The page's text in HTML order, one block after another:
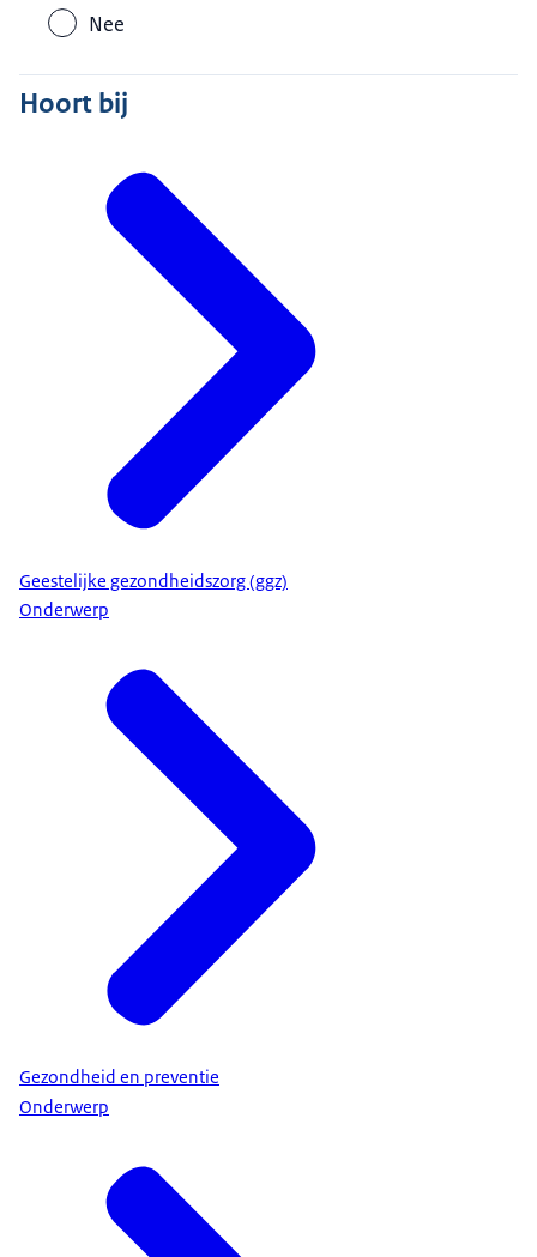
Nee
Hoort bij
Geestelijke gezondheidszorg (ggz)
Onderwerp
Gezondheid en preventie
Onderwerp